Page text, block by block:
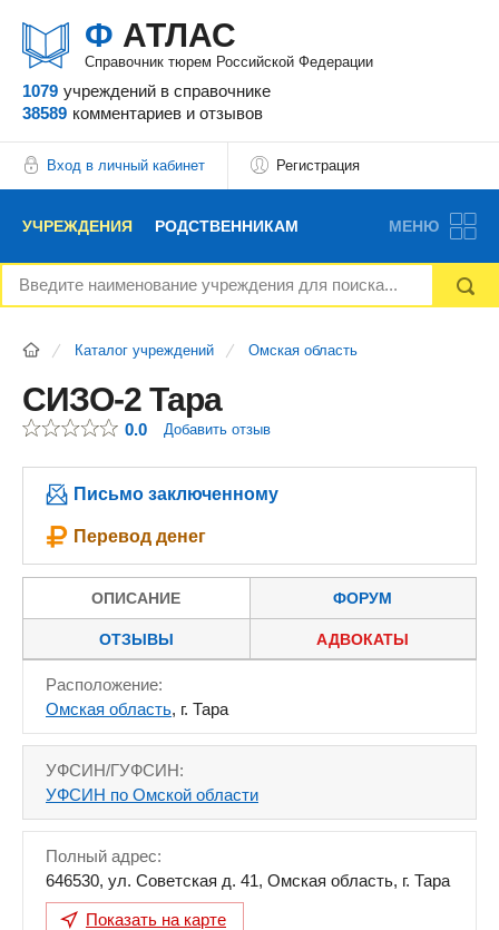
Ф АТЛАС
Справочник тюрем Российской Федерации
1079 учреждений в справочнике
38589 комментариев и отзывов
Вход в личный кабинет Регистрация
УЧРЕЖДЕНИЯ РОДСТВЕННИКАМ
НОВОСТИ БЛОГ АДВОКАТЫ
РЕКЛАМОДАТЕЛЯМ
МЕНЮ
Каталог учреждений Омская область
СИЗО-2 Тара
0.0 Добавить отзыв
Письмо заключенному
Перевод денег
ОПИСАНИЕ ФОРУМ
ОТЗЫВЫ АДВОКАТЫ
Расположение:
Омская область, г. Тара
УФСИН/ГУФСИН:
УФСИН по Омской области
Полный адрес:
646530, ул. Советская д. 41, Омская область, г. Тара
Показать на карте